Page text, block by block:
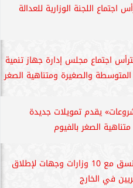
اجتماع اللجنة الوزارية للعدالة
اجتماع مجلس إدارة جهاز تنمية
والصغيرة ومتناهية الصغر
يقدم تمويلات جديدة
الصغر بالفيوم
”الهجرة”: ننسق مع 10 وزارات وجهات لإطلاق
في الخارج